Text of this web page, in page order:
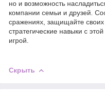
но и возможность
компании семьи и друзей.
сражениях, защищайте своих
стратегические навыки с
игрой.
Скрыть